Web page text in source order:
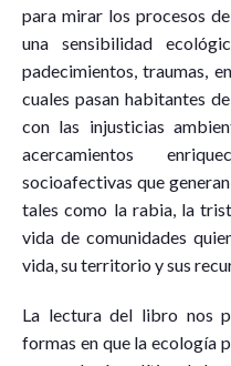
para mirar los procesos
una sensibilidad
padecimientos, traumas,
cuales pasan habitantes
con las injusticias
acercamientos
socioafectivas que
tales como la rabia, la
vida de comunidades
vida, su territorio y sus
La lectura del libro nos
formas en que la ecología